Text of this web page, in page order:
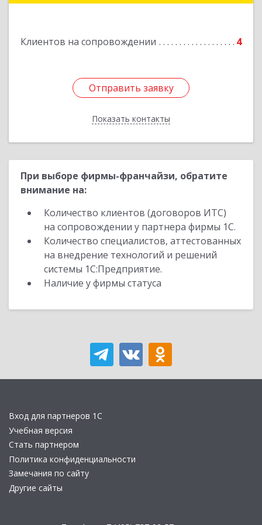
Клиентов на сопровождении 4
Отправить заявку
Показать контакты
Подробнее
Отправить заявку
Назад
При выборе фирмы-франчайзи, обратите
внимание на:
Количество клиентов (договоров ИТС)
на сопровождении у партнера фирмы 1С.
Количество специалистов, аттестованных
на внедрение технологий и решений
системы 1С:Предприятие.
Наличие у фирмы статуса
Вход для партнеров 1С
Учебная версия
Стать партнером
Политика конфиденциальности
Замечания по сайту
Другие сайты